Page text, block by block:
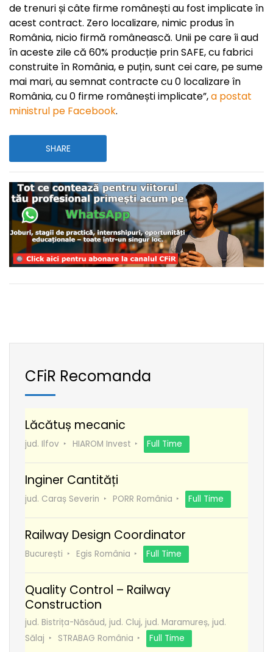
de trenuri și câte firme românești au fost implicate în
acest contract. Zero localizare, nimic produs în
România, nicio firmă românească. Unii pe care îi aud
în aceste zile că 60% producție prin SAFE, cu fabrici
construite în România, e puțin, sunt cei care, pe sume
mai mari, au semnat contracte cu 0 localizare în
România, cu 0 firme românești implicate”,a postat
ministrul pe Facebook.
SHARE
CFiR Recomanda
Lăcătuș mecanic
jud. Ilfov HIAROM Invest Full Time
Inginer Cantități
jud. Caraș Severin PORR România Full Time
Railway Design Coordinator
București Egis România Full Time
Quality Control – Railway
Construction
jud. Bistrița-Năsăud, jud. Cluj, jud. Maramureș, jud.
Sălaj
STRABAG România Full Time